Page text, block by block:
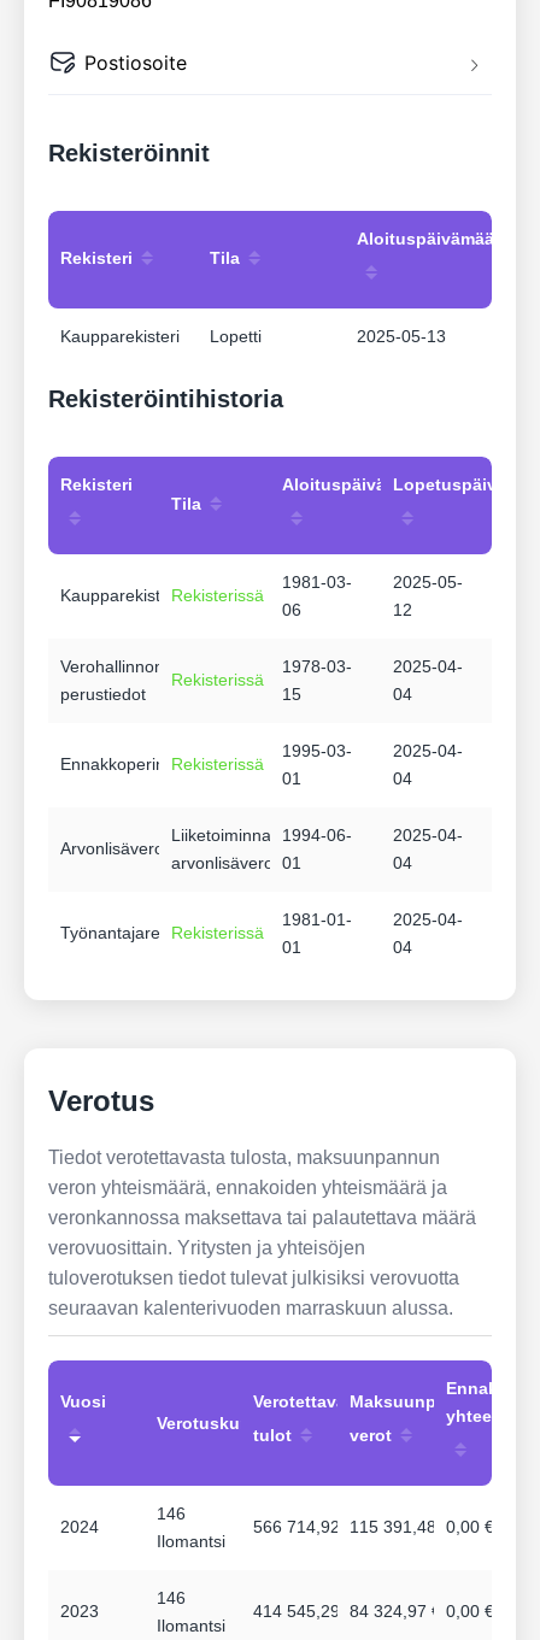
Postiosoite
Rekisteröinnit
Rekisteri Tila
Aloituspäivämäärä
Kaupparekisteri Lopetti 2025-05-13
Rekisteröintihistoria
Rekisteri
Tila
Aloituspäivämäärä
KaupparekisteriRekisterissä
1981-03-
06
2025-05-
12
Verohallinnon
perustiedot
Rekisterissä
1978-03-
15
2025-04-
04
Ennakkoperintärekisteri
Rekisterissä
1995-03-
01
2025-04-
04
Arvonlisäverovelvollisuus
Liiketoiminnasta
arvonlisäverovelvollinen
1994-06-
01
2025-04-
04
TyönantajarekisteriRekisterissä
1981-01-
01
2025-04-
04
Verotus
Tiedot verotettavasta tulosta, maksuunpannun
veron yhteismäärä, ennakoiden yhteismäärä ja
veronkannossa maksettava tai palautettava määrä
verovuosittain. Yritysten ja yhteisöjen
tuloverotuksen tiedot tulevat julkisiksi verovuotta
seuraavan kalenterivuoden marraskuun alussa.
Vuosi
Verotuskunta
Verotettavat
tulot
Maksuunpannut
verot
Ennakot
yhteensä
2024
146
Ilomantsi
566 714,92 €115 391,48 €0,00 €
2023
146
Ilomantsi
414 545,29 €84 324,97 € 0,00 €